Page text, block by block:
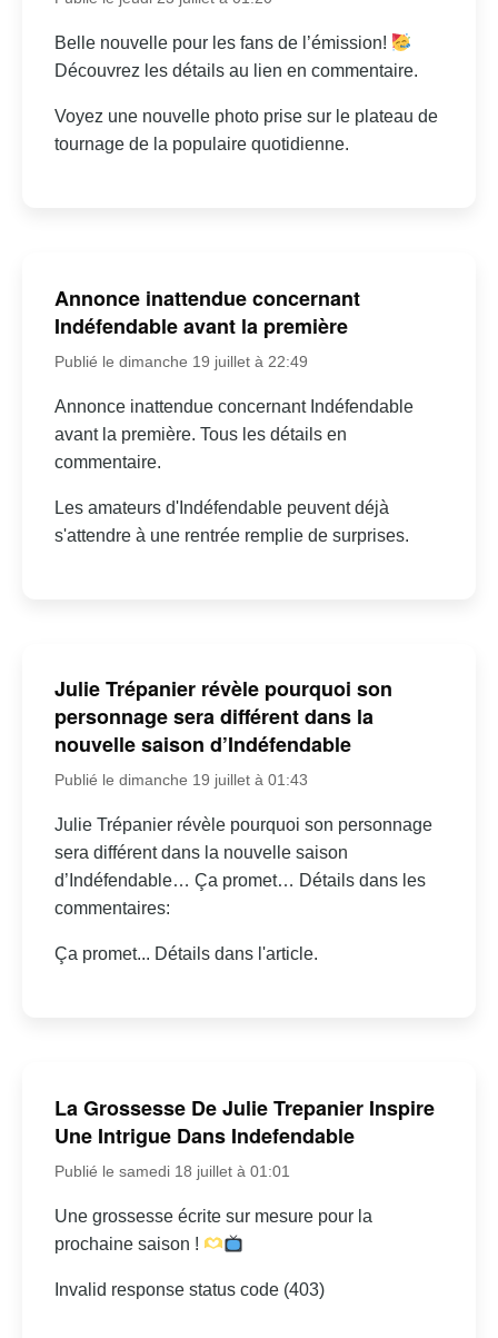
Belle nouvelle pour les fans de l’émission!
Découvrez les détails au lien en commentaire.
Voyez une nouvelle photo prise sur le plateau de
tournage de la populaire quotidienne.
Annonce inattendue concernant
Indéfendable avant la première
Publié le dimanche 19 juillet à 22:49
Annonce inattendue concernant Indéfendable
avant la première. Tous les détails en
commentaire.
Les amateurs d'Indéfendable peuvent déjà
s'attendre à une rentrée remplie de surprises.
Julie Trépanier révèle pourquoi son
personnage sera différent dans la
nouvelle saison d’Indéfendable
Publié le dimanche 19 juillet à 01:43
Julie Trépanier révèle pourquoi son personnage
sera différent dans la nouvelle saison
d’Indéfendable… Ça promet… Détails dans les
commentaires:
Ça promet... Détails dans l'article.
La Grossesse De Julie Trepanier Inspire
Une Intrigue Dans Indefendable
Publié le samedi 18 juillet à 01:01
Une grossesse écrite sur mesure pour la
prochaine saison !
Invalid response status code (403)